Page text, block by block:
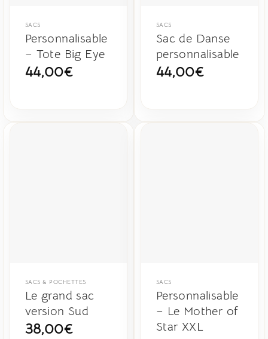
SACS
Personnalisable
– Tote Big Eye
44,00€
SACS
Sac de Danse
personnalisable
44,00€
SACS & POCHETTES
Le grand sac
version Sud
38,00€
SACS
Personnalisable
– Le Mother of
Star XXL